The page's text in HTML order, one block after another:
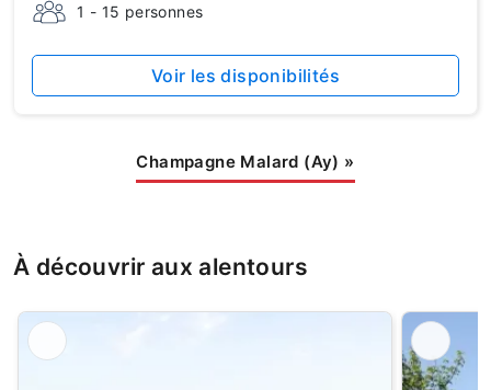
1 - 15 personnes
Voir les disponibilités
Champagne Malard (Ay) »
À découvrir aux alentours